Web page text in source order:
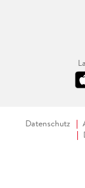
Datenschutz